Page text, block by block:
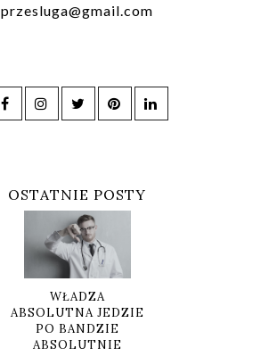
przesluga@gmail.com
OSTATNIE POSTY
WŁADZA
ABSOLUTNA JEDZIE
PO BANDZIE
ABSOLUTNIE